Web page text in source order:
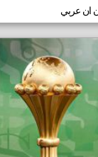
ان عربي